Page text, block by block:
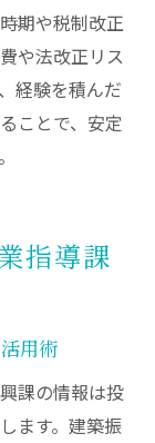
期や税制改正
や法改正リス
経験を積んだ
ことで、安定
指導課
用術
課の情報は投
ます。建築振